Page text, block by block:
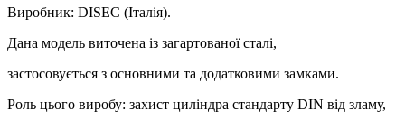
Виробник: DISEC (Італія).
Дана модель виточена із загартованої сталі,
застосовується з основними та додатковими замками.
Роль цього виробу: захист циліндра стандарту DIN від зламу,